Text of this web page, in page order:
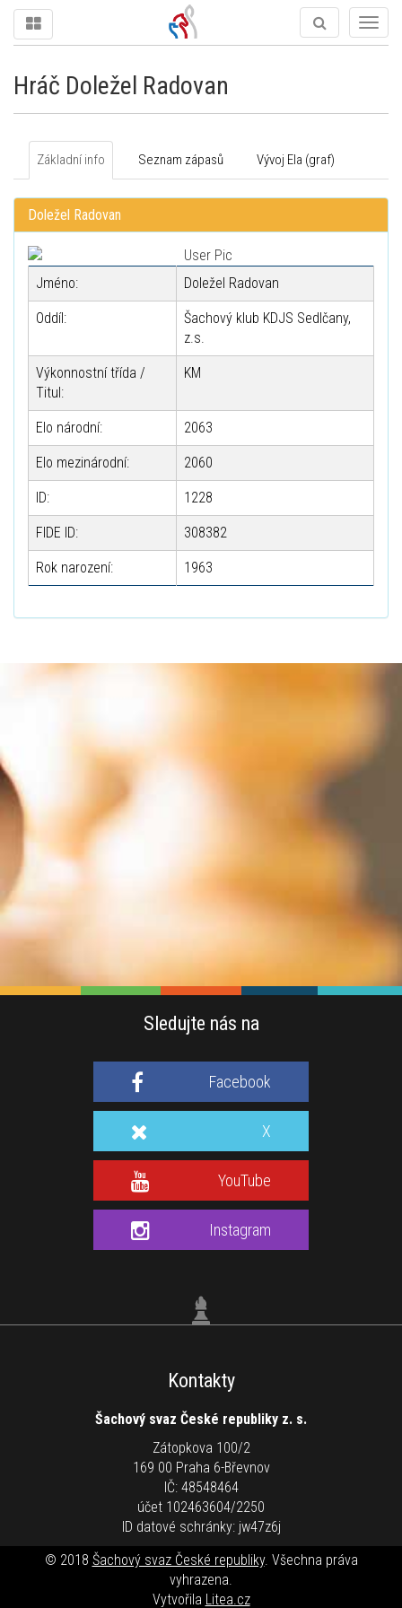
Hráč Doležel Radovan
Základní info Seznam zápasů Vývoj Ela (graf)
Doležel Radovan
Jméno: Doležel Radovan
Oddíl:
Šachový klub KDJS Sedlčany,
z.s.
Výkonnostní třída /
Titul:
KM
Elo národní: 2063
Elo mezinárodní: 2060
ID: 1228
FIDE ID: 308382
Rok narození: 1963
Sledujte nás na
Facebook
X
YouTube
Instagram
Kontakty
Šachový svaz České republiky z. s.
Zátopkova 100/2
169 00 Praha 6-Břevnov
IČ: 48548464
účet 102463604/2250
ID datové schránky: jw47z6j
© 2018 Šachový svaz České republiky. Všechna práva
vyhrazena.
Vytvořila Litea.cz